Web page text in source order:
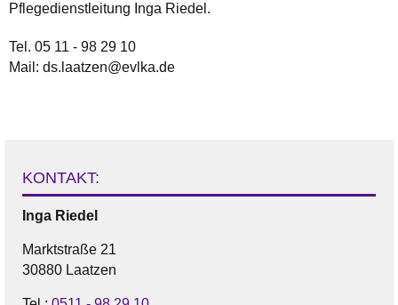
Pflegedienstleitung Inga Riedel.
Tel. 05 11 - 98 29 10
Mail: ds.laatzen@evlka.de
KONTAKT:
Inga Riedel
Marktstraße 21
30880 Laatzen